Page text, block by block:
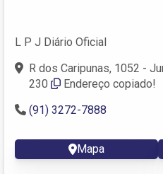
L P J Diário Oficial
R dos Caripunas, 1052 -
230
Endereço copiado!
(91) 3272-7888
Mapa